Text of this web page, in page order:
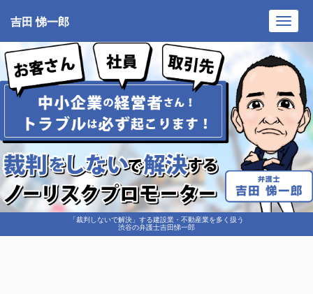
「裁判しないで解決」する建設業・不動産業を多く扱う
渋谷の弁護士吉田悌一郎
吉田 悌一郎